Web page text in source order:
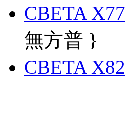
CBETA
無方普 }
CBETA